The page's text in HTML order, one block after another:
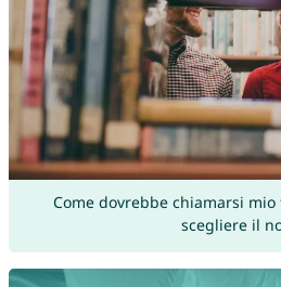
Come dovrebbe chiamarsi
scegliere il